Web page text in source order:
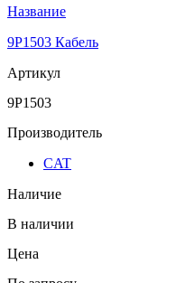
Название
9P1503 Кабель
Артикул
9P1503
Производитель
CAT
Наличие
В наличии
Цена